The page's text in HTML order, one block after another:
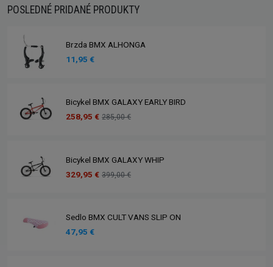
POSLEDNÉ PRIDANÉ PRODUKTY
Brzda BMX ALHONGA
11,95 €
Bicykel BMX GALAXY EARLY BIRD
258,95 € 285,00 €
Bicykel BMX GALAXY WHIP
329,95 € 399,00 €
Sedlo BMX CULT VANS SLIP ON
47,95 €